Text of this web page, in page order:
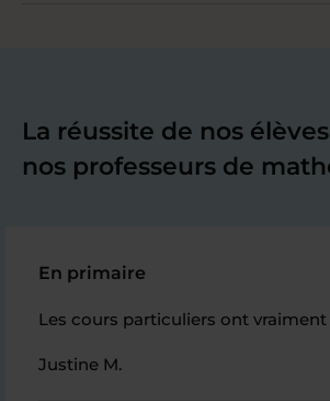
La réussite de nos
nos professeurs de
En primaire
Les cours particuliers ont
Justine M.